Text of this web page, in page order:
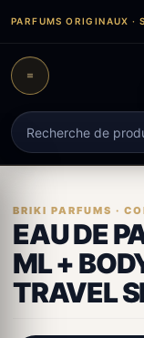
contenu
PARFUMS ORIGINAUX ·
Recherche
de
produits
EAU DE
ML +
TRAVEL